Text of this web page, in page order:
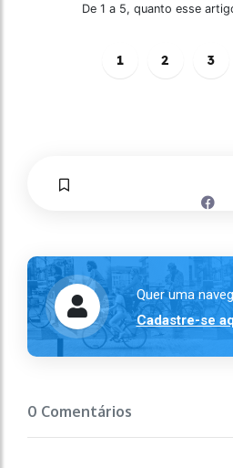
De 1 a 5, quanto esse
1 2 3
Quer uma
Cadastre-se
0 Comentários